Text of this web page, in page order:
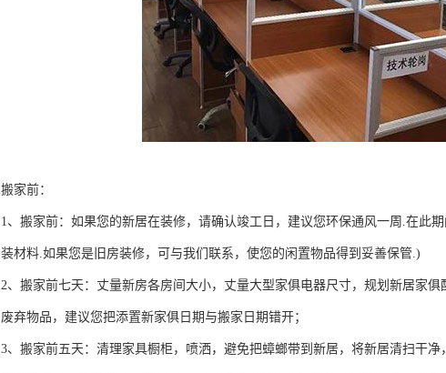
搬家前：
1、搬家前：如果您的新居在装修，请确认竣工日，建议您环保通风一周.在此
装材料.如果您是旧房装修，可与我们联系，使您的闲置物品得到妥善保管.)
2、搬家前七天：丈量新房各房间大小，丈量大型家俱电器尺寸，规划新居家
废弃物品，建议您把添置新家俱日期与搬家日期错开；
3、搬家前五天：清理家具橱柜，喷洒，避免把蟑螂带到新居，将新居清扫干